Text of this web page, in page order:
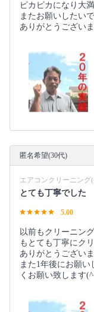
ピカピカになり大満
またお願いしたいで
ありがとうござい
匿名希望(30代)
エアコンクリーニング
とても丁寧でした
5.00
以前もクリーニン
もとても丁寧にク
ありがとうござい
また1年後にお願
くお願い致します